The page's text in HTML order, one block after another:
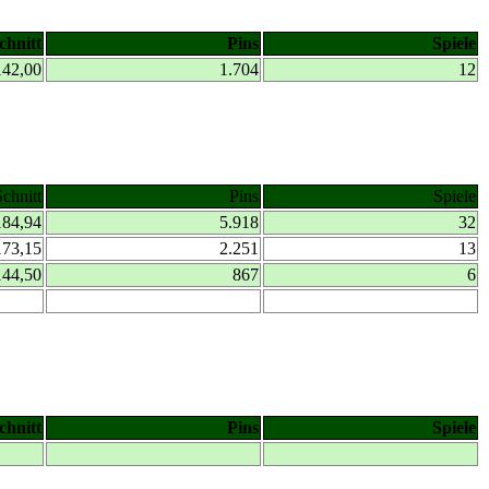
Pins
Spiele
1.704 12
Pins
Spiele
5.918
32
2.251
13
867 6
Pins Spiele